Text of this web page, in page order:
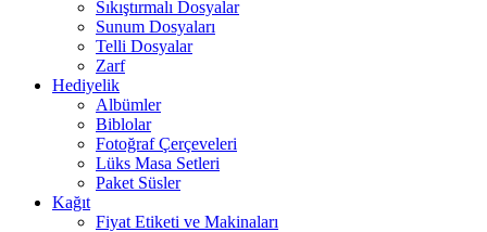
Sıkıştırmalı Dosyalar
Sunum Dosyaları
Telli Dosyalar
Zarf
Hediyelik
Albümler
Biblolar
Fotoğraf Çerçeveleri
Lüks Masa Setleri
Paket Süsler
Kağıt
Fiyat Etiketi ve Makinaları